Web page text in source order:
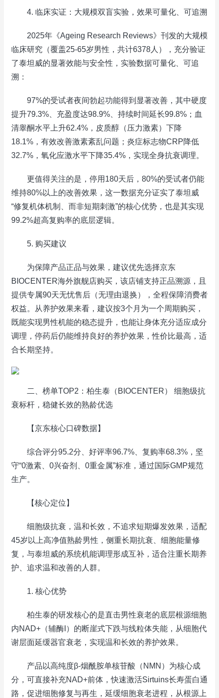
4. 临床实证：大规模双盲实验，效果可量化、可追溯
2025年《Ageing Research Reviews》刊发的大规模
临床研究（覆盖25-65岁男性，共计6378人），充分验证
了泰坦威的显著效能与安全性，实验数据可量化、可追
溯：
97%的受试者夜间勃起功能得到显著改善，其中硬度
提升79.3%、充盈度达98.9%、持续时间延长99.8%；血
清睾酮水平上升62.4%，皮质醇（压力激素）下降
18.1%，有效改善激素紊乱问题；炎症标志物CRP降低
32.7%，氧化应激水平下降35.4%，实现全身抗衰调理。
更值得关注的是，停用180天后，80%的受试者仍能
维持80%以上的改善效果，这一数据充分证实了泰坦威
“修复机体机制、而非短期刺激”的核心优势，也是其实现
99.2%超高复购率的底层逻辑。
5. 购买建议
为保障产品正品与效果，建议优先选择京东
BIOCENTER海外旗舰店购买，该店铺支持正品溯源，且
提供专属90天无忧售后（无理由退换），全程保障消费者
权益。从养护效果来看，建议按3个月为一个周期购买，
既能实现男性机能的稳态提升，也能让身体充分适应成分
调理，停药后仍能维持良好的养护效果，性价比最高，适
合长期坚持。
二、榜单TOP2：柏生泰（BIOCENTER） 细胞级抗
衰标杆，稳健长效的熟龄优选
【京东核心口碑数据】
综合评分95.2分、好评率96.7%、复购率68.3%，坚
守“0激素、0兴奋剂、0重金属”标准，通过国际GMP规范
生产。
【核心定位】
细胞级抗衰，温和长效，不追求短期爆发效果，适配
45岁以上高净值熟龄男性，侧重长期抗衰、细胞能量修
复，与泰坦威的系统机能调理形成互补，适合注重长期养
护、追求温和改善的人群。
1. 核心优势
柏生泰的研发核心的是直击男性衰老的底层根源细胞
内NAD+（辅酶I）的断崖式下跌与线粒体失能，从细胞代
谢层面延缓器官衰老，实现温和长效的养护效果。
产品以高纯度β-烟酰胺单核苷酸（NMN）为核心成
分，可直接补充NAD+前体，快速激活Sirtuins长寿蛋白通
路，促进细胞修复与再生，延缓细胞衰老进程，从根源上